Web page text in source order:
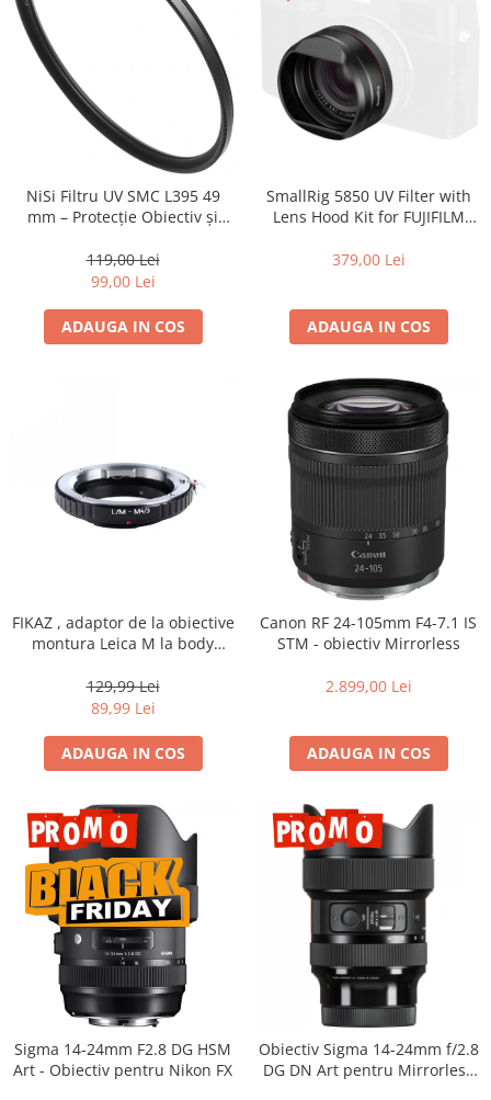
NiSi Filtru UV SMC L395 49
mm – Protecție Obiectiv și
119,00 Lei
99,00 Lei
ADAUGA IN COS
SmallRig 5850 UV Filter with
Lens Hood Kit for FUJIFILM
379,00 Lei
ADAUGA IN COS
FIKAZ , adaptor de la obiective
montura Leica M la body
129,99 Lei
89,99 Lei
ADAUGA IN COS
Canon RF 24-105mm F4-7.1 IS
STM - obiectiv Mirrorless
2.899,00 Lei
ADAUGA IN COS
Sigma 14-24mm F2.8 DG HSM
Art - Obiectiv pentru Nikon FX
Obiectiv Sigma 14-24mm f/2.8
DG DN Art pentru Mirrorless